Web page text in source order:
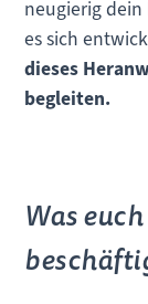
neugierig
es sich
dieses
begleiten.
Was